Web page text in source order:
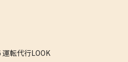
転代行LOOK